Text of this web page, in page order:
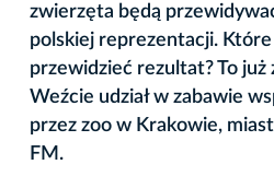
zwierzęta będą
polskiej reprezentacji.
przewidzieć rezultat? To już
Weźcie udział w zabawie
przez zoo w Krakowie,
FM.